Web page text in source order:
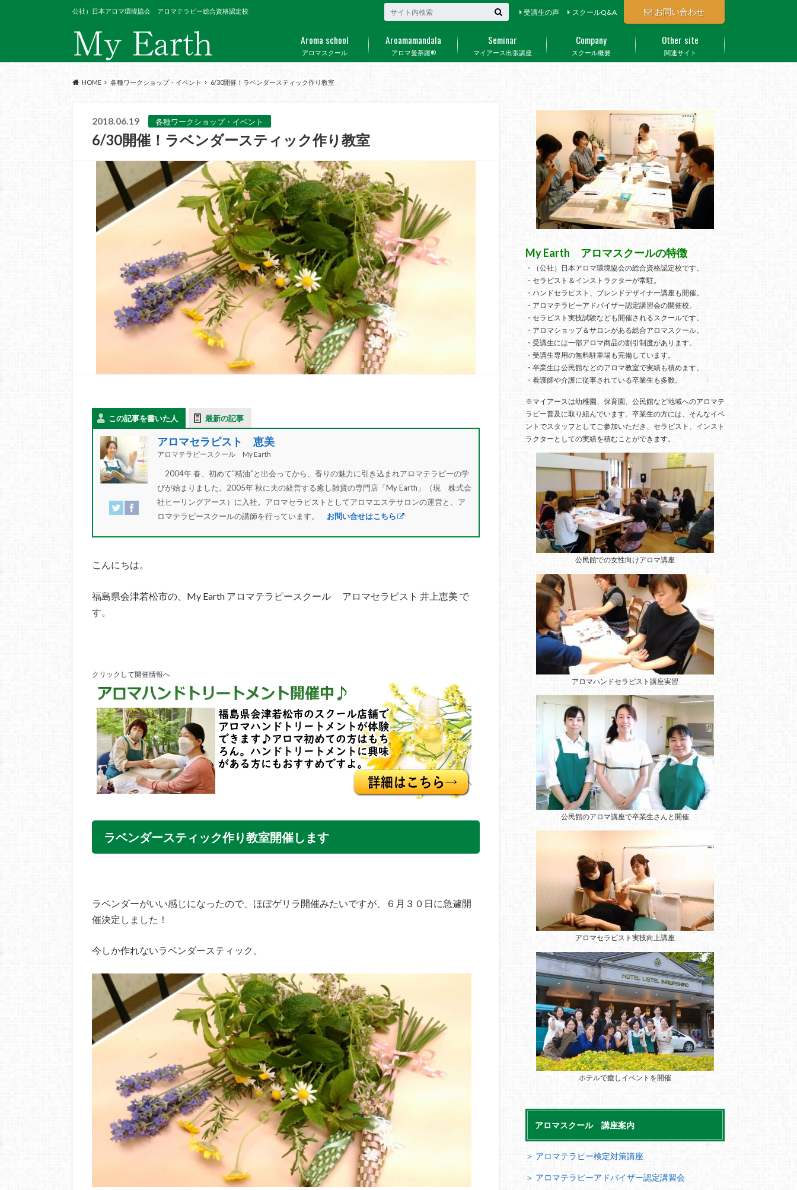
公社）日本アロマ環境協会 アロマテラピー総合資格認定校 お問い合わせ
受講生の声 スクールQ&A
アロマスクール
Aroma school
アロマ曼荼羅®
Aroamamandala
マイアース出張講座
Seminar
スクール概要
Company
関連サイト
Other site
HOME 各種ワークショップ・イベント 6/30開催！ラベンダースティック作り教室
2018.06.19 各種ワークショップ・イベント
6/30開催！ラベンダースティック作り教室
この記事を書いた人 最新の記事
アロマセラピスト 恵美
アロマテラピースクール My Earth
2004年 春、初めて“精油”と出会ってから、香りの魅力に引き込まれアロマテラピーの学
びが始まりました。2005年 秋に夫の経営する癒し雑貨の専門店「My Earth」（現 株式会
社ヒーリングアース）に入社。アロマセラピストとしてアロマエステサロンの運営と、ア
ロマテラピースクールの講師を行っています。 お問い合せはこちら
こんにちは。
福島県会津若松市の、My Earth アロマテラピースクール アロマセラピスト 井上恵美 で
す。
クリックして開催情報へ
ラベンダースティック作り教室開催します
ラベンダーがいい感じになったので、ほぼゲリラ開催みたいですが、６月３０日に急遽開
催決定しました！
今しか作れないラベンダースティック。
My Earth アロマスクールの特徴
・（公社）日本アロマ環境協会の総合資格認定校です。
・セラピスト＆インストラクターが常駐。
・ハンドセラピスト、ブレンドデザイナー講座も開催。
・アロマテラピーアドバイザー認定講習会の開催校。
・セラピスト実技試験なども開催されるスクールです。
・アロマショップ＆サロンがある総合アロマスクール。
・受講生には一部アロマ商品の割引制度があります。
・受講生専用の無料駐車場も完備しています。
・卒業生は公民館などのアロマ教室で実績も積めます。
・看護師や介護に従事されている卒業生も多数。
※マイアースは幼稚園、保育園、公民館など地域へのアロマテ
ラピー普及に取り組んでいます。卒業生の方には、そんなイベ
ントでスタッフとしてご参加いただき、セラピスト、インスト
ラクターとしての実績を積むことができます。
公民館での女性向けアロマ講座
アロマハンドセラピスト講座実習
公民館のアロマ講座で卒業生さんと開催
アロマセラピスト実技向上講座
ホテルで癒しイベントを開催
アロマスクール 講座案内
＞ アロマテラピー検定対策講座
＞ アロマテラピーアドバイザー認定講習会